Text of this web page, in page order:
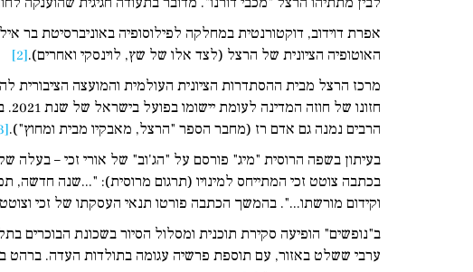
אפרת דוידוב, דוקטורנטית במחלקה לפילוסופיה באוניברסיטת בר
האוטופיה הציונית של הרצל (לצד אלו של שץ, לוינסקי ואחרים).[2]
מרכז הרצל מבית ההסתדרות הציונית העולמית והמועצה
הרבים נמנה גם אדם רז (מחבר הספר "הרצל, מאבקיו מבית ומחוץ").[3]
בעיתון בשפה הרוסית "מיג" פורסם על "הג'וב" של אורי זכי –
בכתבה צוטט זכי המתייחס למינויו (תרגום מרוסית): "...שנה חדשה,
וקידום מורשתו...". בהמשך הכתבה פורטו תנאי העסקתו של זכי
ב"נופשים" הופיעה סקירת תוכנית ומסלול הסיור בשכונת
ערבי ששלט באזור, עם תוספת פרשיה עגומה בתולדות העדה. ברהט בו